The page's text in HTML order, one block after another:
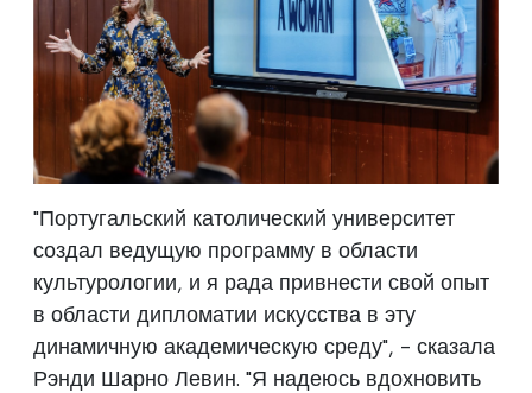
"Португальский католический университет
создал ведущую программу в области
культурологии, и я рада привнести свой опыт
в области дипломатии искусства в эту
динамичную академическую среду", - сказала
Рэнди Шарно Левин. "Я надеюсь вдохновить